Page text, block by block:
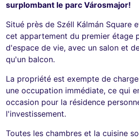
surplombant le parc Városmajor!
Situé près de Széll Kálmán Square
cet appartement du premier étage
d'espace de vie, avec un salon et
qu'un balcon.
La propriété est exempte de
une occupation immédiate, ce qui
occasion pour la résidence
l'investissement.
Toutes les chambres et la cuisine